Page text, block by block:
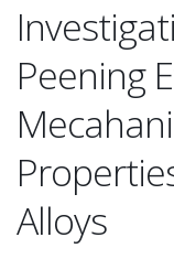
Peening
Alloys